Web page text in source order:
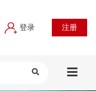
登录 注册